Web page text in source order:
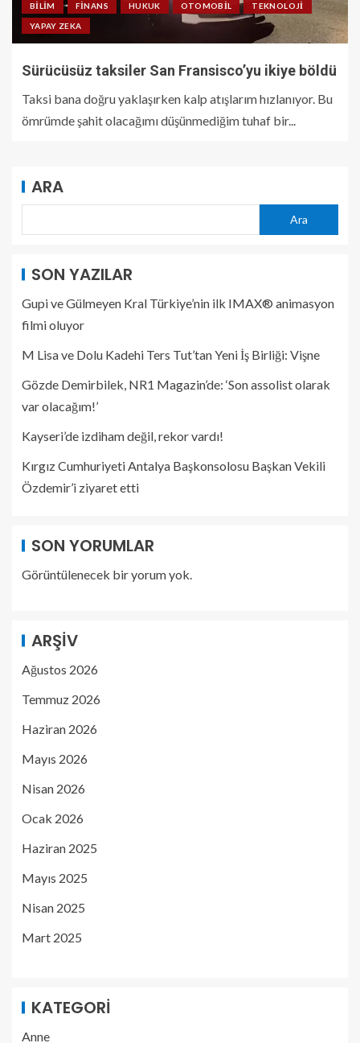
BILIM FINANS HUKUK OTOMOBIL TEKNOLOJI
YAPAY ZEKA
Sürücüsüz taksiler San Fransisco’yu ikiye böldü
Taksi bana doğru yaklaşırken kalp atışlarım hızlanıyor. Bu
ömrümde şahit olacağımı düşünmediğim tuhaf bir...
ARA
Ara
SON YAZILAR
Gupi ve Gülmeyen Kral Türkiye’nin ilk IMAX® animasyon
filmi oluyor
M Lisa ve Dolu Kadehi Ters Tut’tan Yeni İş Birliği: Vişne
Gözde Demirbilek, NR1 Magazin’de: ‘Son assolist olarak
var olacağım!’
Kayseri’de izdiham değil, rekor vardı!
Kırgız Cumhuriyeti Antalya Başkonsolosu Başkan Vekili
Özdemir’i ziyaret etti
SON YORUMLAR
Görüntülenecek bir yorum yok.
ARŞIV
Ağustos 2026
Temmuz 2026
Haziran 2026
Mayıs 2026
Nisan 2026
Ocak 2026
Haziran 2025
Mayıs 2025
Nisan 2025
Mart 2025
KATEGORI
Anne